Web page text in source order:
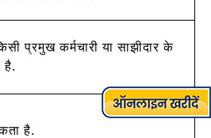
प्रमुख कर्मचारी या साझीदार के
है.
है.